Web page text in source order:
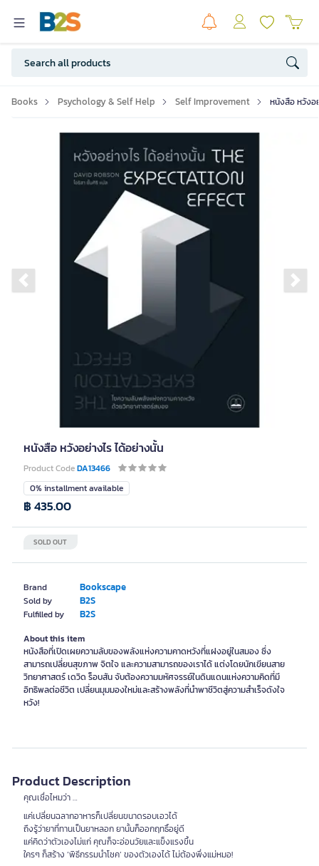
Books Psychology & Self Help Self Improvement หนังสือ หวังอ
Previous slide
หนังสือ หวังอย่างไร ได้อย่างนั้น
Product CodeDA13466
Brand Bookscape
Sold by B2S
Fulfilled by B2S
0% installment available
SOLD OUT
฿ 435.00
About this item
หนังสือที่เปิดเผยความลับของพลังแห่งความคาดหวังที่แฝงอยู่ในสมอง ซึ่ง
สามารถเปลี่ยนสุขภาพ จิตใจ และความสามารถของเราได้ แต่งโดยนักเขียนสาย
วิทยาศาสตร์ เดวิด ร็อบสัน จับต้องความมหัศจรรย์ในดินแดนแห่งความคิดที่มี
อิทธิพลต่อชีวิต เปลี่ยนมุมมองใหม่และสร้างพลังที่นำพาชีวิตสู่ความสำเร็จดังใจ
หวัง!
Product Description
คุณเชื่อไหมว่า …
แค่เปลี่ยนฉลากอาหารก็เปลี่ยนขนาดรอบเอวได้
ถึงรู้ว่ายาที่ทานเป็นยาหลอก ยานั้นก็ออกฤทธิ์อยู่ดี
แค่คิดว่าตัวเองไม่แก่ คุณก็จะอ่อนวัยและแข็งแรงขึ้น
ใครๆ ก็สร้าง ‘พิธีกรรมนำโชค’ ของตัวเองได้ ไม่ต้องพึ่งแม่หมอ!